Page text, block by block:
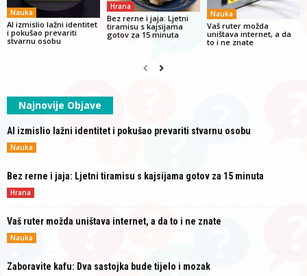
Nauka
AI izmislio lažni identitet
i pokušao prevariti
stvarnu osobu
Hrana
Bez rerne i jaja: Ljetni
tiramisu s kajsijama
gotov za 15 minuta
Nauka
Vaš ruter možda
uništava internet, a da
to i ne znate
Najnovije Objave
AI izmislio lažni identitet i pokušao prevariti stvarnu osobu
Nauka
Bez rerne i jaja: Ljetni tiramisu s kajsijama gotov za 15 minuta
Hrana
Vaš ruter možda uništava internet, a da to i ne znate
Nauka
Zaboravite kafu: Dva sastojka bude tijelo i mozak